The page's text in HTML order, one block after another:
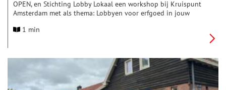
OPEN, en Stichting Lobby Lokaal een workshop bij Kruispunt
Amsterdam met als thema: Lobbyen voor erfgoed in jouw
1 min